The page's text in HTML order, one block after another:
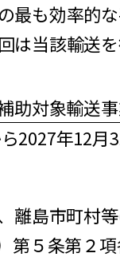
最も効率的
は当該輸送を
助対象輸送
2027年12月
離島市町村
第５条第２